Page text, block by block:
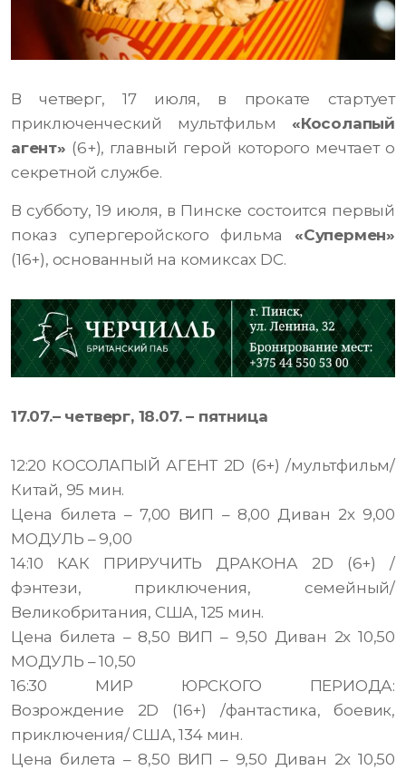
В четверг, 17 июля, в прокате стартует
приключенческий мультфильм «Косолапый
агент» (6+), главный герой которого мечтает о
секретной службе.
В субботу, 19 июля, в Пинске состоится первый
показ супергеройского фильма «Супермен»
(16+), основанный на комиксах DC.
17.07.– четверг, 18.07. – пятница
12:20 КОСОЛАПЫЙ АГЕНТ 2D (6+) /мультфильм/
Китай, 95 мин.
Цена билета – 7,00 ВИП – 8,00 Диван 2х 9,00
МОДУЛЬ – 9,00
14:10 КАК ПРИРУЧИТЬ ДРАКОНА 2D (6+) /
фэнтези, приключения, семейный/
Великобритания, США, 125 мин.
Цена билета – 8,50 ВИП – 9,50 Диван 2х 10,50
МОДУЛЬ – 10,50
16:30 МИР ЮРСКОГО ПЕРИОДА:
Возрождение 2D (16+) /фантастика, боевик,
приключения/ США, 134 мин.
Цена билета – 8,50 ВИП – 9,50 Диван 2х 10,50